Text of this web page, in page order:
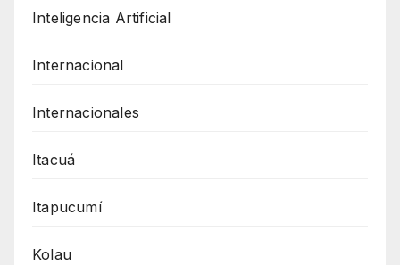
Inteligencia Artificial
Internacional
Internacionales
Itacuá
Itapucumí
Kolau